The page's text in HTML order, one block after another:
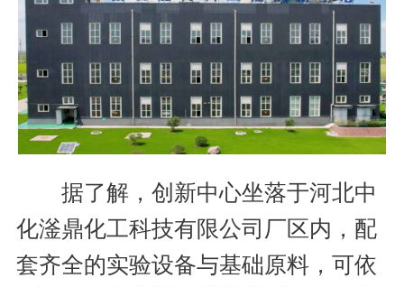
据了解，创新中心坐落于河北中
化滏鼎化工科技有限公司厂区内，配
套齐全的实验设备与基础原料，可依